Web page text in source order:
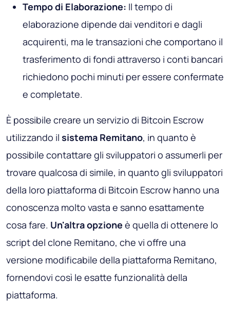
Tempo di Elaborazione: Il tempo di
elaborazione dipende dai venditori e dagli
acquirenti, ma le transazioni che comportano il
trasferimento di fondi attraverso i conti bancari
richiedono pochi minuti per essere confermate
e completate.
È possibile creare un servizio di Bitcoin Escrow
utilizzando il sistema Remitano, in quanto è
possibile contattare gli sviluppatori o assumerli per
trovare qualcosa di simile, in quanto gli sviluppatori
della loro piattaforma di Bitcoin Escrow hanno una
conoscenza molto vasta e sanno esattamente
cosa fare. Un'altra opzione è quella di ottenere lo
script del clone Remitano, che vi offre una
versione modificabile della piattaforma Remitano,
fornendovi così le esatte funzionalità della
piattaforma.